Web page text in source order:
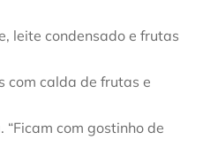
leite condensado e frutas
com calda de frutas e
com gostinho de